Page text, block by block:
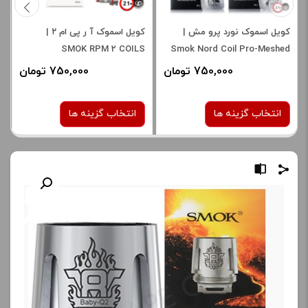
کویل اسموک نورد پرو مش |
Smok Nord Coil Pro-Meshed
750,000 تومان
انتخاب گزینه ها
0.6 اهم DL
0.9 اهم MTL
برای فعال شدن سبد خرید و
نمایش قیمت ، گزینه های
کویل اسموک آ ر پی ام ۲ |
SMOK RPM 2 COILS
750,000 تومان
انتخاب گزینه ها
برای فعال شدن سبد خرید و
نمایش قیمت ، گزینه های
محصول را از کادر بالا انتخاب